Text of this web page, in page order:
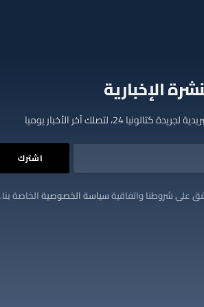
الإخبارية
24، لتصلك آخر الأخبار يوميا
على شروطنا واتفاقيةسياسة الخصوصيةالخاصة بنا.